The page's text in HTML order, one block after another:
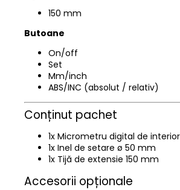
150 mm
Butoane
On/off
Set
Mm/inch
ABS/INC (absolut / relativ)
Conținut pachet
1x Micrometru digital de
1x Inel de setare ø 50 mm
1x Tijă de extensie 150 mm
Accesorii opționale